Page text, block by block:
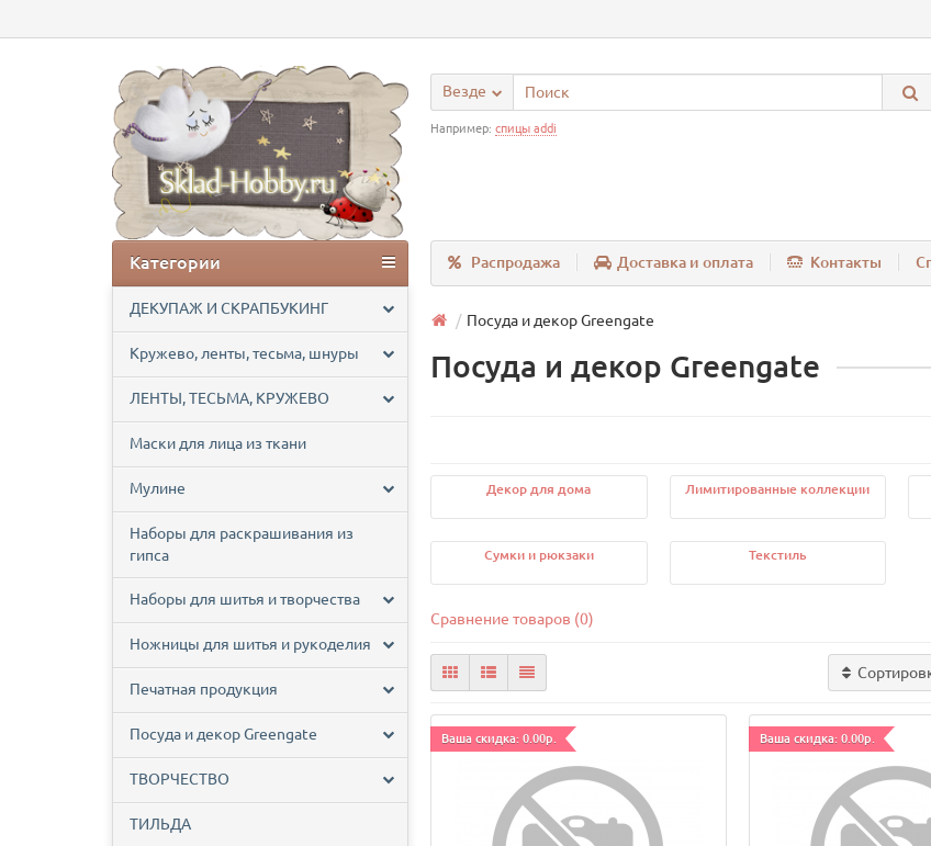
Везде
Например: спицы addi
Распродажа Доставка и оплата Контакты
Категории
ДЕКУПАЖ И СКРАПБУКИНГ
Кружево, ленты, тесьма, шнуры
ЛЕНТЫ, ТЕСЬМА, КРУЖЕВО
Маски для лица из ткани
Мулине
Наборы для раскрашивания из
гипса
Наборы для шитья и творчества
Ножницы для шитья и рукоделия
Печатная продукция
Посуда и декор Greengate
ТВОРЧЕСТВО
ТИЛЬДА
Посуда и декор Greengate
Посуда и декор Greengate
Декор для дома Лимитированные коллекции
Сумки и рюкзаки Текстиль
Сравнение товаров (0)
Ваша скидка: 0.00р. Ваша скидка: 0.00р.